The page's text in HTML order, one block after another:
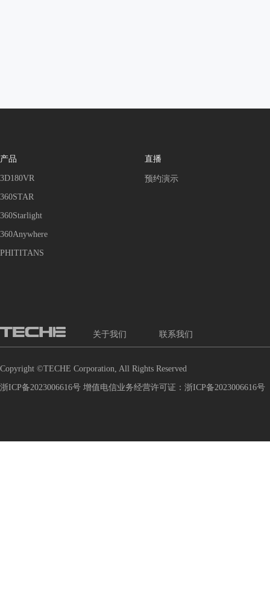
产品
3D180VR
360STAR
360Starlight
360Anywhere
PHITITANS
直播
预约演示
关于我们 联系我们
Copyright ©TECHE Corporation, All Rights Reserved
浙ICP备2023006616号 增值电信业务经营许可证：浙ICP备2023006616号